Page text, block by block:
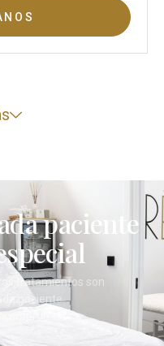
paciente
tratamientos son
paciente.